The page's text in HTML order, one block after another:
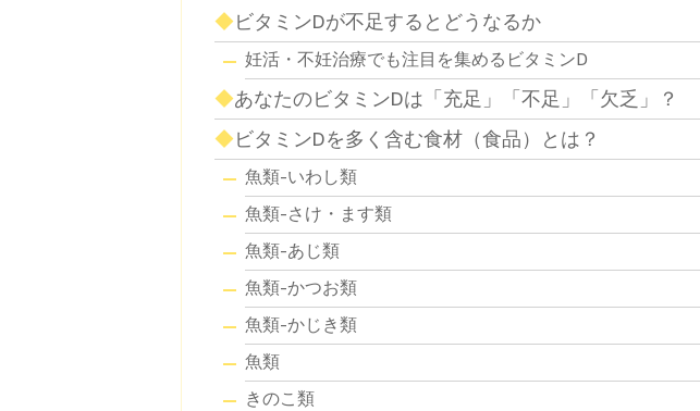
ビタミンDが不足するとどうなるか
妊活・不妊治療でも注目を集めるビタミンD
あなたのビタミンDは「充足」「不足」「欠乏」？
ビタミンDを多く含む食材（食品）とは？
魚類-いわし類
魚類-さけ・ます類
魚類-あじ類
魚類-かつお類
魚類-かじき類
魚類
きのこ類